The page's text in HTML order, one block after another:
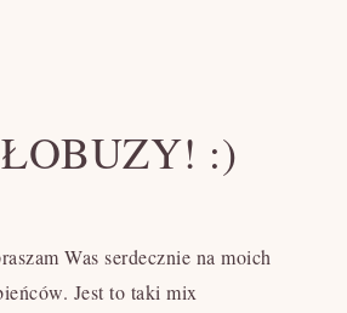
:)
Was serdecznie na moich
Jest to taki mix